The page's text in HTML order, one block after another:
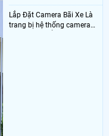
Lắp Đặt Camera Bãi Xe Là
trang bị hệ thống camera